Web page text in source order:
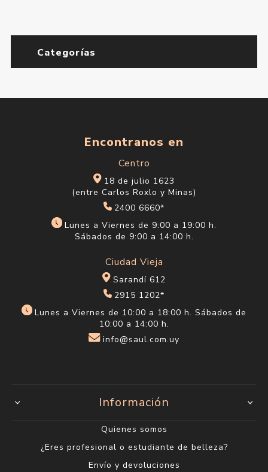
Categorías
Encontranos en
Centro
18 de julio 1623
(entre Carlos Roxlo y Minas)
2400 6660*
Lunes a Viernes de 9:00 a 19:00 h.
Sábados de 9:00 a 14:00 h.
Ciudad Vieja
Sarandí 612
2915 1202*
Lunes a Viernes de 10:00 a 18:00 h. Sábados de
10:00 a 14:00 h.
info@saul.com.uy
Información
Quienes somos
¿Eres profesional o estudiante de belleza?
Envío y devoluciones